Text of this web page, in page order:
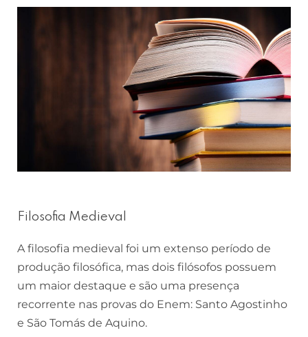
Filosofia Medieval
A filosofia medieval foi um extenso período de
produção filosófica, mas dois filósofos possuem
um maior destaque e são uma presença
recorrente nas provas do Enem: Santo Agostinho
e São Tomás de Aquino.